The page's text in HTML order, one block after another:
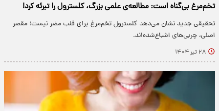
تخم‌مرغ بی‌گناه است: مطالعه‌ی علمی بزرگ، کلسترول را تبرئه کرد!
تحقیقی جدید نشان می‌دهد کلسترول تخم‌مرغ برای قلب مضر نیست؛ مقصر
اصلی، چربی‌های اشباع‌شده‌اند.
۲۸ تیر ۱۴۰۴